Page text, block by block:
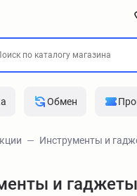
Обмен
Инструменты и
и